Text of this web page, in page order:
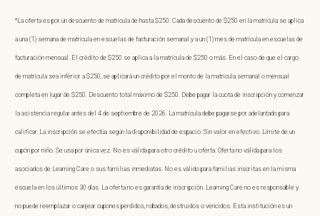
*La oferta es por un descuento de matrícula de hasta $250. Cada descuento de $250 en la matrícula se aplica
a una (1) semana de matrícula en escuelas de facturación semanal y a un (1) mes de matrícula en escuelas de
facturación mensual. El crédito de $250 se aplica a la matrícula de $250 o más. En el caso de que el cargo
de matrícula sea inferior a $250, se aplicará un crédito por el monto de la matrícula semanal o mensual
completa en lugar de $250. Descuento total máximo de $250. Debe pagar la cuota de inscripción y comenzar
la asistencia regular antes del 4 de septiembre de 2026. La matrícula debe pagarse por adelantado para
calificar. La inscripción se efectúa según la disponibilidad de espacio. Sin valor en efectivo. Límite de un
cupón por niño. Se usa por única vez. No es válida para otro crédito u oferta. Oferta no válida para los
asociados de Learning Care o sus familias inmediatas. No es válido para familias inscritas en la misma
escuela en los últimos 30 días. La oferta no es garantía de inscripción. Learning Care no es responsable y
no puede reemplazar o canjear cupones perdidos, robados, destruidos o vencidos. Esta institución es un